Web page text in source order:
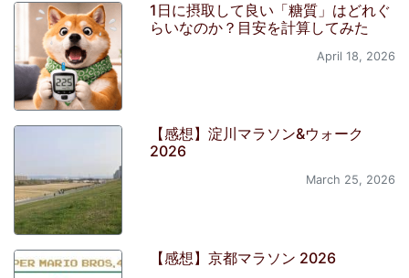
1日に摂取して良い「糖質」はどれぐ
らいなのか？目安を計算してみた
April 18, 2026
【感想】淀川マラソン&ウォーク
2026
March 25, 2026
【感想】京都マラソン 2026